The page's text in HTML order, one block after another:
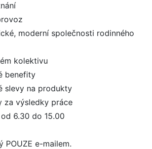
moderní společnosti rodinného
kolektivu
benefity
slevy na produkty
za výsledky práce
6.30 do 15.00
POUZE e-mailem.